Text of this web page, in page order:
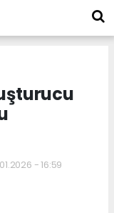
- 16:59